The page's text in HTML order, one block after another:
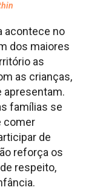
acontece no
dos maiores
as
as crianças,
apresentam.
famílias se
comer
de
reforça os
respeito,